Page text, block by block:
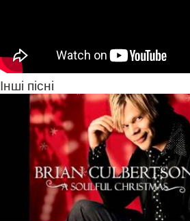
Інші пісні